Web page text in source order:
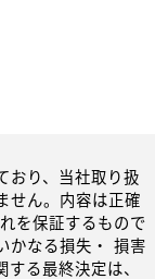
おり、当社取り扱
せん。内容は正確
を保証するもので
かなる損失・ 損害
る最終決定は、